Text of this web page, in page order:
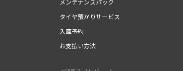
タイヤ預かりサービス
入庫予約
お支払い方法